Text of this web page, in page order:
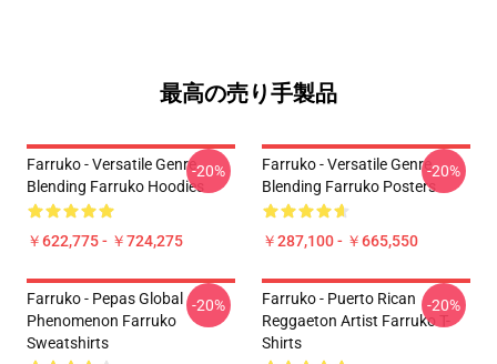
最高の売り手製品
Farruko - Versatile Genre
Blending Farruko Hoodies
￥622,775 - ￥724,275
-20%
Farruko - Versatile Genre
Blending Farruko Posters
￥287,100 - ￥665,550
-20%
Farruko - Pepas Global
Phenomenon Farruko
Sweatshirts
-20%
Farruko - Puerto Rican
Reggaeton Artist Farruko T-
Shirts
-20%